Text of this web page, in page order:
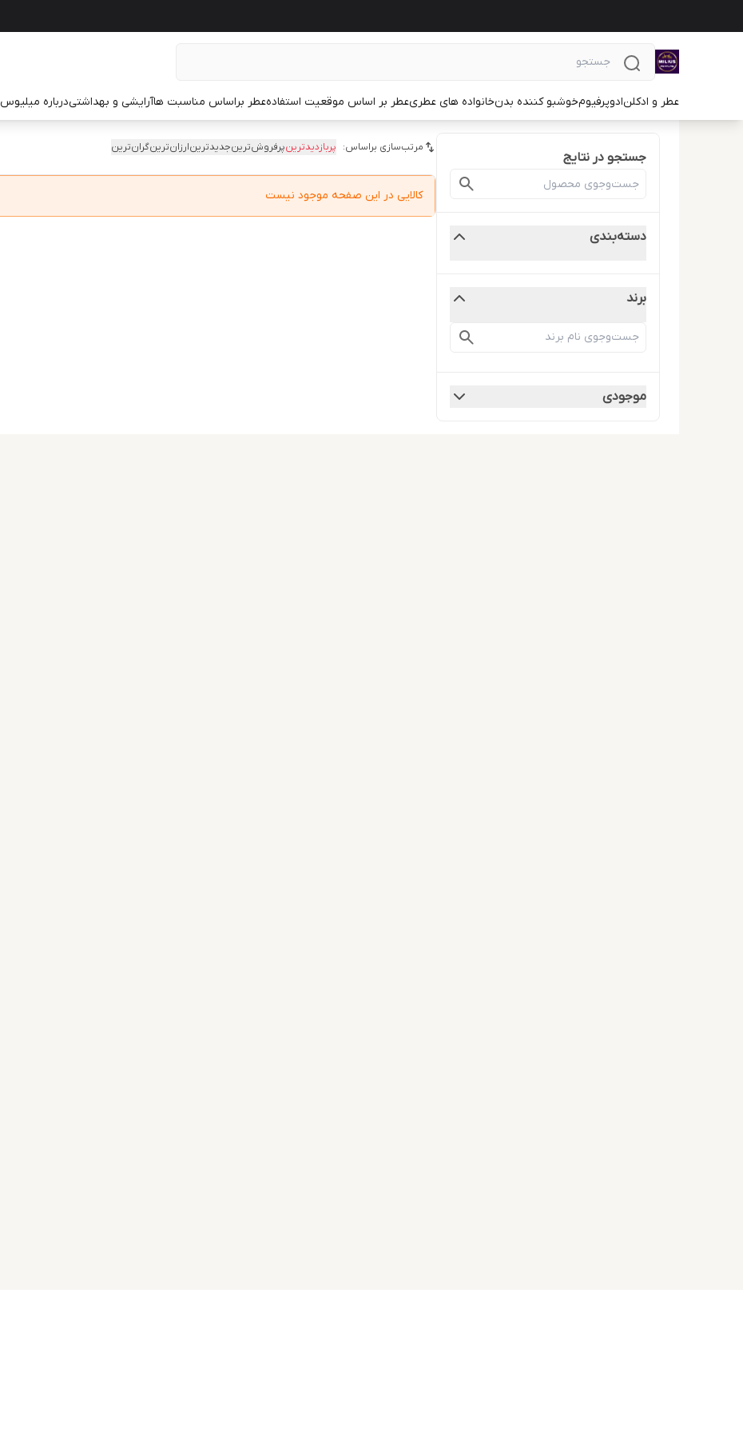
عطر و ادکلنادوپرفیومخوشبو کننده بدنخانواده های عطریعطر بر اساس موقعیت استفادهعطر براساس مناسبت هاآرایشی و بهداشتیدرباره میلیوس
جستجو در نتایج
دسته‌بندی
برند
موجودی
مرتب‌سازی براساس: پربازدیدترینپرفروش‌ترینجدیدترینارزان‌ترینگران‌ترین
کالایی در این صفحه موجود نیست